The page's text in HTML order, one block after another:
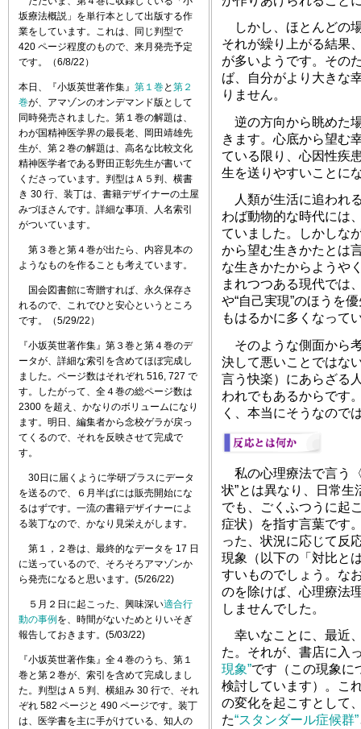
坂療法概説」を単行本として出版する作
業をしています。これは、同じ判型で
420 ページ程度のもので、来月発売予定
です。（6/8/22）
本日、『小坂英世著作集』 第１巻 と第２
巻が、アマゾンのオンデマンド版として
同時発売されました。第１巻の解題は、
わが国精神医学界の最長老、岡田靖雄先
生が、第２巻の解題は、高名な比較文化
精神医学者である野田正彰先生が書いて
くださっています。判型はＡ５判、横書
き 30 行、装丁は、書籍デザイナーの土屋
みづほさんです。詳細な事項、人名索引
がついています。
第３巻と第４巻が出たら、内容見本の
ようなものを作ることも考えています。
国会図書館に寄贈すれば、永久保存さ
れるので、これでひと安心というところ
です。（5/29/22）
『小坂英世著作集』第３巻と第４巻のデ
ータが、詳細な索引を含めてほぼ完成し
ました。ページ数はそれぞれ 516, 727 で
す。したがって、全４巻の総ページ数は
2300 を超え、かなりのボリュームになり
ます。明日、編集者から念校ゲラが戻っ
てくるので、それを反映させて完成で
す。
30日に届くように学研プラスにデータ
を送るので、６月半ばには販売開始にな
るはずです。一流の書籍デザイナーによ
る装丁なので、かなり見栄えがします。
第１，２巻は、最終的なデータを 17 日
に送っているので、そろそろアマゾンか
ら発売になると思います。(5/26/22)
５月２日に起こった、興味深い適合行
動の事例を、時間がないためとりいそぎ
報告しておきます。(5/03/22)
『小坂英世著作集』全４巻のうち、第１
巻と第２巻が、索引を含めて完成しまし
た。判型はＡ５判、横組み 30 行で、それ
ぞれ 582 ページと 490 ページです。装丁
は、医学書を主に手がけている、知人の
しかし、ほとんどの
それが繰り上がる結果
が多いようです。その
ば、自分がより大きな
りません。
逆の方向から眺めた
きます。心底から望む
ている限り、心因性疾
生を送りやすいことに
人類が生活に追われ
わば動物的な時代には
ていました。しかしな
から望む生きかたとは
な生きかたからようや
まれつつある現代では
や“自己実現”のほうを
もはるかに多くなって
そのような側面から
決して悪いことではな
言う快楽）にあらざる
われでもあるからです
く、本当にそうなの
私の心理療法で言う
状”とは異なり、日常生
でも、ごくふつうに起
症状）を指す言葉です
った、状況に応じて反
現象（以下の「対比と
すいものでしょう。な
のを除けば、心理療法
しませんでした。
幸いなことに、最近
た。それが、書店に入
現象”です（この現象に
検討しています）。こ
の変化を起こすとして
た“スタンダール症候群”